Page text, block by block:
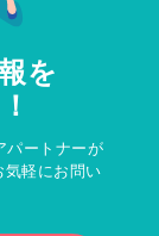
を
パートナーが
気軽にお問い